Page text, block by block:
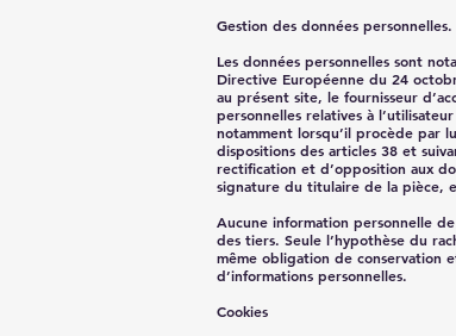
Gestion des données personnelles.
Les données personnelles sont
Directive Européenne du 24
au présent site, le fournisseur
personnelles relatives à
notamment lorsqu’il procède par
dispositions des articles 38 et
rectification et d’opposition aux
signature du titulaire de la pièce,
Aucune information personnelle
des tiers. Seule l’hypothèse du
même obligation de conservation
d’informations personnelles.
Cookies